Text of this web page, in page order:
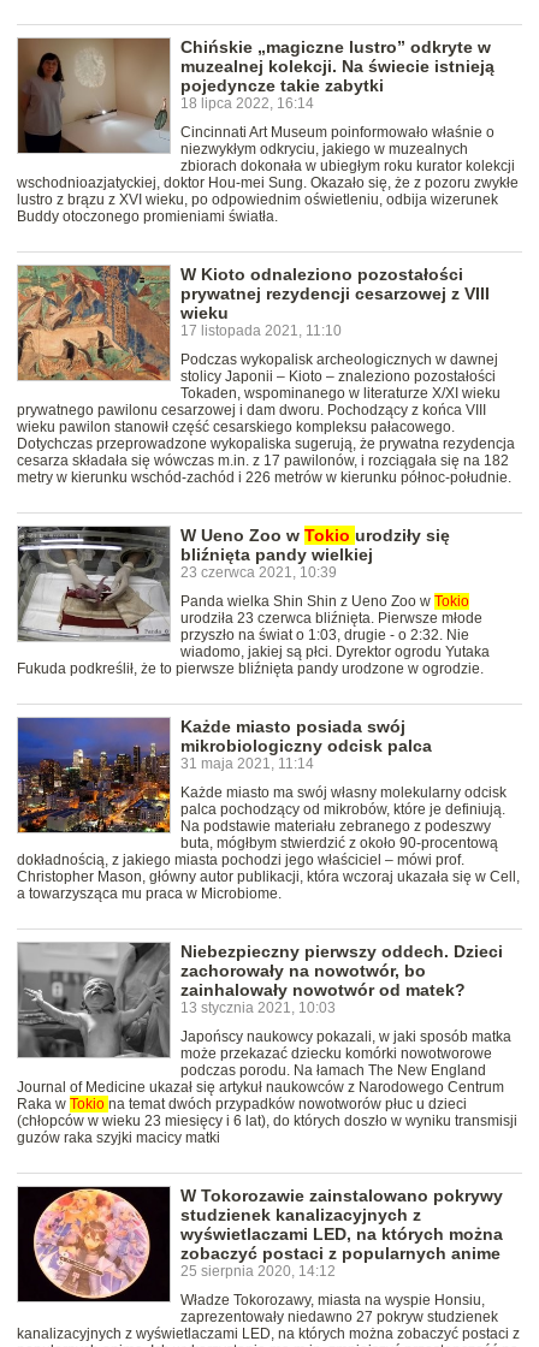
Chińskie „magiczne lustro” odkryte w
muzealnej kolekcji. Na świecie istnieją
pojedyncze takie zabytki
18 lipca 2022, 16:14
Cincinnati Art Museum poinformowało właśnie o
niezwykłym odkryciu, jakiego w muzealnych
zbiorach dokonała w ubiegłym roku kurator kolekcji
wschodnioazjatyckiej, doktor Hou-mei Sung. Okazało się, że z pozoru zwykłe
lustro z brązu z XVI wieku, po odpowiednim oświetleniu, odbija wizerunek
Buddy otoczonego promieniami światła.
W Kioto odnaleziono pozostałości
prywatnej rezydencji cesarzowej z VIII
wieku
17 listopada 2021, 11:10
Podczas wykopalisk archeologicznych w dawnej
stolicy Japonii – Kioto – znaleziono pozostałości
Tokaden, wspominanego w literaturze X/XI wieku
prywatnego pawilonu cesarzowej i dam dworu. Pochodzący z końca VIII
wieku pawilon stanowił część cesarskiego kompleksu pałacowego.
Dotychczas przeprowadzone wykopaliska sugerują, że prywatna rezydencja
cesarza składała się wówczas m.in. z 17 pawilonów, i rozciągała się na 182
metry w kierunku wschód-zachód i 226 metrów w kierunku północ-południe.
W Ueno Zoo w Tokio urodziły się
bliźnięta pandy wielkiej
23 czerwca 2021, 10:39
Panda wielka Shin Shin z Ueno Zoo w Tokio
urodziła 23 czerwca bliźnięta. Pierwsze młode
przyszło na świat o 1:03, drugie - o 2:32. Nie
wiadomo, jakiej są płci. Dyrektor ogrodu Yutaka
Fukuda podkreślił, że to pierwsze bliźnięta pandy urodzone w ogrodzie.
Każde miasto posiada swój
mikrobiologiczny odcisk palca
31 maja 2021, 11:14
Każde miasto ma swój własny molekularny odcisk
palca pochodzący od mikrobów, które je definiują.
Na podstawie materiału zebranego z podeszwy
buta, mógłbym stwierdzić z około 90-procentową
dokładnością, z jakiego miasta pochodzi jego właściciel – mówi prof.
Christopher Mason, główny autor publikacji, która wczoraj ukazała się w Cell,
a towarzysząca mu praca w Microbiome.
Niebezpieczny pierwszy oddech. Dzieci
zachorowały na nowotwór, bo
zainhalowały nowotwór od matek?
13 stycznia 2021, 10:03
Japońscy naukowcy pokazali, w jaki sposób matka
może przekazać dziecku komórki nowotworowe
podczas porodu. Na łamach The New England
Journal of Medicine ukazał się artykuł naukowców z Narodowego Centrum
Raka w Tokio na temat dwóch przypadków nowotworów płuc u dzieci
(chłopców w wieku 23 miesięcy i 6 lat), do których doszło w wyniku transmisji
guzów raka szyjki macicy matki
W Tokorozawie zainstalowano pokrywy
studzienek kanalizacyjnych z
wyświetlaczami LED, na których można
zobaczyć postaci z popularnych anime
25 sierpnia 2020, 14:12
Władze Tokorozawy, miasta na wyspie Honsiu,
zaprezentowały niedawno 27 pokryw studzienek
kanalizacyjnych z wyświetlaczami LED, na których można zobaczyć postaci z